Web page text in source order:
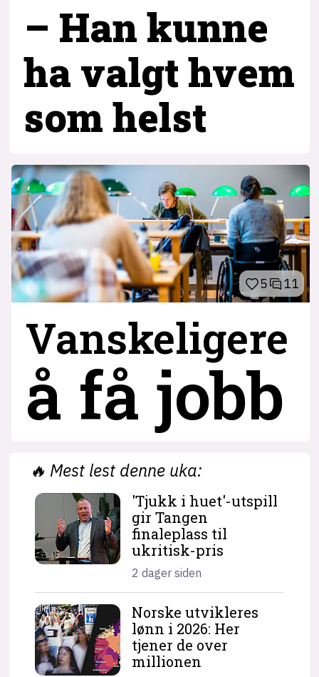
– Han kunne
ha valgt hvem
som helst
5 11
Vanskeligere
å få jobb
🔥 Mest lest denne uka:
'Tjukk i huet'-utspill
gir Tangen
finaleplass til
ukritisk-pris
2 dager siden
Norske utvikleres
lønn i 2026: Her
tjener de over
millionen